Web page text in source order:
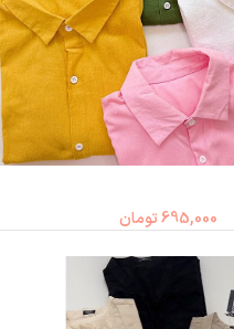
695,000تومان